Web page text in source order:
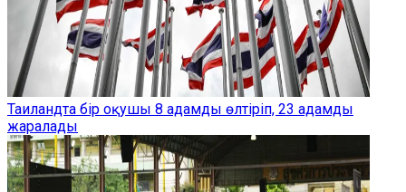
Таиландта бір оқушы 8 адамды өлтіріп, 23 адамды
жаралады